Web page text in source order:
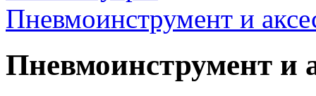
Пневмоинструмент и
Пневмоинструмент и